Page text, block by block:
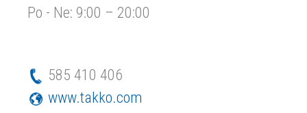
Po - Ne: 9:00 – 20:00
585 410 406
www.takko.com